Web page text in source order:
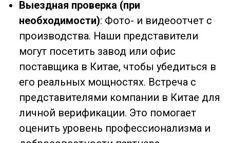
Экономия времени: Мы работаем с
китайскими базами данных и местными
экспертами, что ускоряет процесс
проверки. Вам не нужно самостоятельно
искать информацию на китайских сайтах
и переводить документы.
Снижение рисков: Вы получаете полный
Преимущества нашей проверки